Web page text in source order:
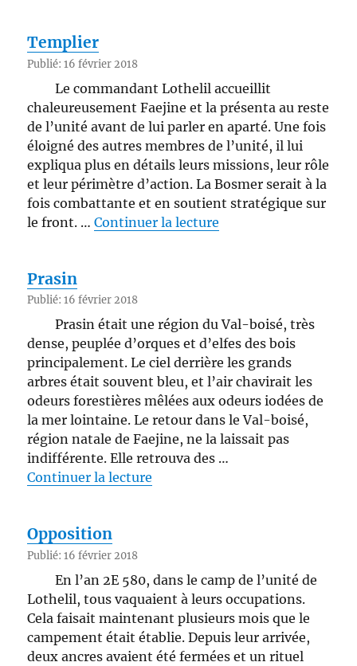
Templier
Publié: 16 février 2018
Le commandant Lothelil accueillit
chaleureusement Faejine et la présenta au reste
de l’unité avant de lui parler en aparté. Une fois
éloigné des autres membres de l’unité, il lui
expliqua plus en détails leurs missions, leur rôle
et leur périmètre d’action. La Bosmer serait à la
fois combattante et en soutient stratégique sur
le front. …Continuer la lecture
Prasin
Publié: 16 février 2018
Prasin était une région du Val-boisé, très
dense, peuplée d’orques et d’elfes des bois
principalement. Le ciel derrière les grands
arbres était souvent bleu, et l’air chavirait les
odeurs forestières mêlées aux odeurs iodées de
la mer lointaine. Le retour dans le Val-boisé,
région natale de Faejine, ne la laissait pas
indifférente. Elle retrouva des …
Continuer la lecture
Opposition
Publié: 16 février 2018
En l’an 2E 580, dans le camp de l’unité de
Lothelil, tous vaquaient à leurs occupations.
Cela faisait maintenant plusieurs mois que le
campement était établie. Depuis leur arrivée,
deux ancres avaient été fermées et un rituel